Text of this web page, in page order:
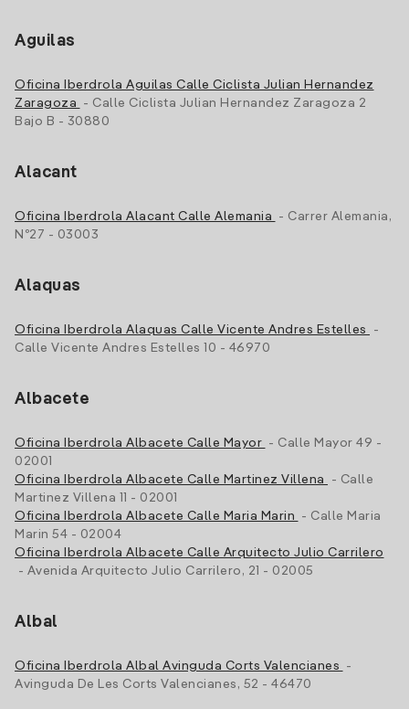
Aguilas
Oficina Iberdrola Aguilas Calle Ciclista Julian Hernandez
Zaragoza
- Calle Ciclista Julian Hernandez Zaragoza 2
Bajo B - 30880
Alacant
Oficina Iberdrola Alacant Calle Alemania
- Carrer Alemania,
Nº27 - 03003
Alaquas
Oficina Iberdrola Alaquas Calle Vicente Andres Estelles
-
Calle Vicente Andres Estelles 10 - 46970
Albacete
Oficina Iberdrola Albacete Calle Mayor - Calle Mayor 49 -
02001
Oficina Iberdrola Albacete Calle Martinez Villena
- Calle
Martinez Villena 11 - 02001
Oficina Iberdrola Albacete Calle Maria Marin
- Calle Maria
Marin 54 - 02004
Oficina Iberdrola Albacete Calle Arquitecto Julio Carrilero
- Avenida Arquitecto Julio Carrilero, 21 - 02005
Albal
Oficina Iberdrola Albal Avinguda Corts Valencianes
-
Avinguda De Les Corts Valencianes, 52 - 46470